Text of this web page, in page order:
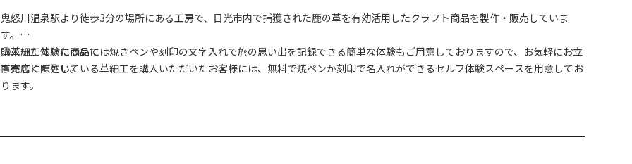
鬼怒川温泉駅より徒歩3分の場所にある工房で、日光市内で捕獲された鹿の革を有効活用したクラフト商品を製作・販売していま
す。
購入いただいた商品には焼きペンや刻印の文字入れで旅の思い出を記録できる簡単な体験もご用意しておりますので、お気軽にお立
ち寄りください。
◯革細工体験について
直売店に陳列している革細工を購入いただいたお客様には、無料で焼ペンか刻印で名入れができるセルフ体験スペースを用意してお
ります。